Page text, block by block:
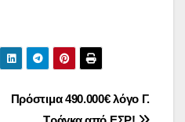
Πρόστιμα 490.000€ λόγο Γ.